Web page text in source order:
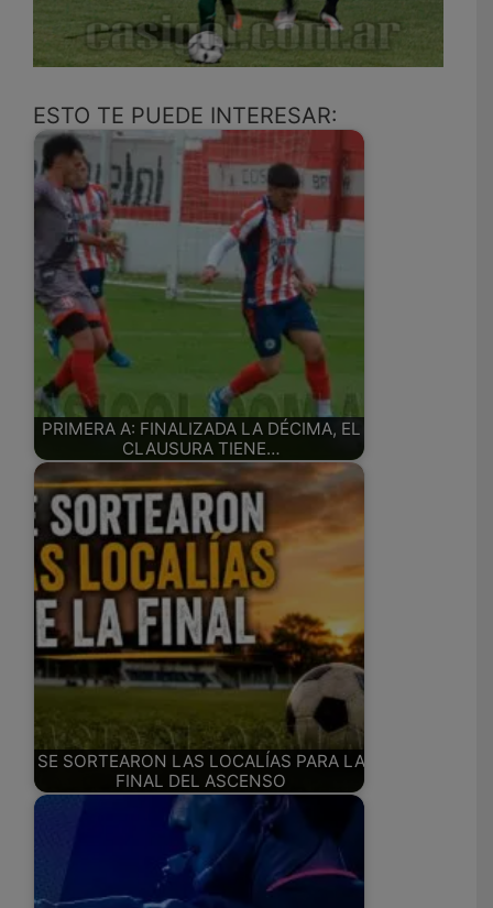
ESTO TE PUEDE INTERESAR:
PRIMERA A: FINALIZADA LA DÉCIMA, EL
CLAUSURA TIENE…
SE SORTEARON LAS LOCALÍAS PARA LA
FINAL DEL ASCENSO